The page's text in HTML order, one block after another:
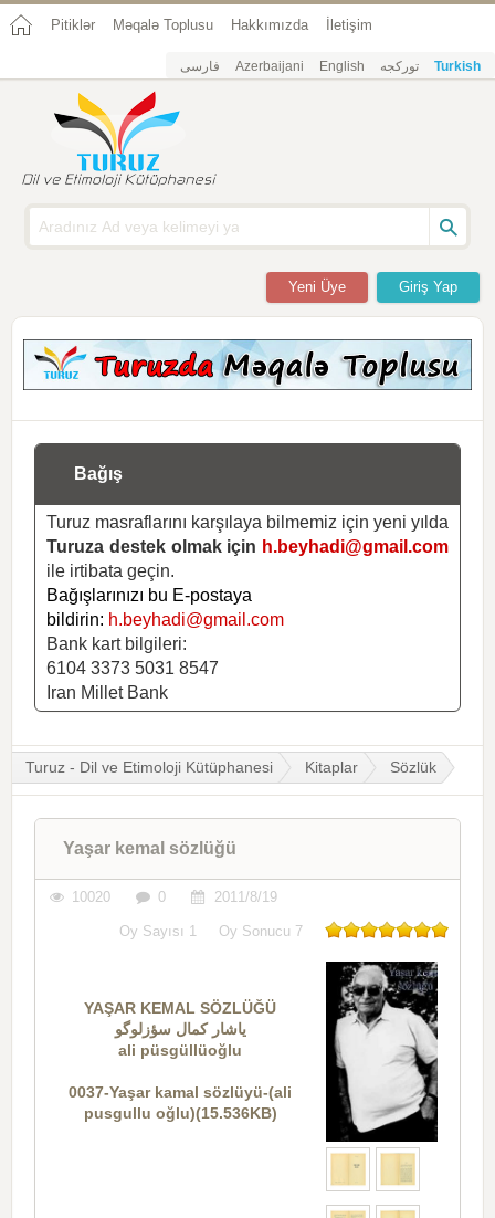
Pitiklər Məqalə Toplusu Hakkımızda İletişim
فارسی Azerbaijani English تورکجه Turkish
Giriş Yap
Yeni Üye
Bağış
Turuz masraflarını karşılaya bilmemiz için yeni yılda
Turuza destek olmak için h.beyhadi@gmail.com
ile irtibata geçin.
Bağışlarınızı bu E-postaya
bildirin: h.beyhadi@gmail.com
Bank kart bilgileri:
6104 3373 5031 8547
Iran Millet Bank
Turuz - Dil ve Etimoloji Kütüphanesi Kitaplar Sözlük
Yaşar kemal sözlüğü
10020 0 2011/8/19
Oy Sayısı 1 Oy Sonucu 7
YAŞAR KEMAL SÖZLÜĞÜ
یاشار کمال سؤزلوگو
ali püsgüllüoğlu
0037-Yaşar kamal sözlüyü-(ali
pusgullu oğlu)(15.536KB)